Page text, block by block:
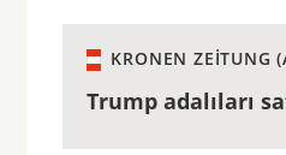
KRONEN ZEITUNG
Trump adalıları